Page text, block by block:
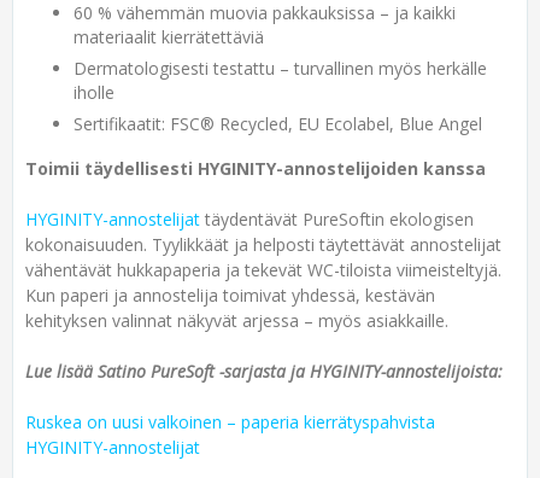
60 % vähemmän muovia pakkauksissa – ja kaikki
materiaalit kierrätettäviä
Dermatologisesti testattu – turvallinen myös herkälle
iholle
Sertifikaatit: FSC® Recycled, EU Ecolabel, Blue Angel
Toimii täydellisesti HYGINITY-annostelijoiden kanssa
HYGINITY-annostelijat täydentävät PureSoftin ekologisen
kokonaisuuden. Tyylikkäät ja helposti täytettävät annostelijat
vähentävät hukkapaperia ja tekevät WC-tiloista viimeisteltyjä.
Kun paperi ja annostelija toimivat yhdessä, kestävän
kehityksen valinnat näkyvät arjessa – myös asiakkaille.
Lue lisää Satino PureSoft -sarjasta ja HYGINITY-annostelijoista:
Ruskea on uusi valkoinen – paperia kierrätyspahvista
HYGINITY-annostelijat